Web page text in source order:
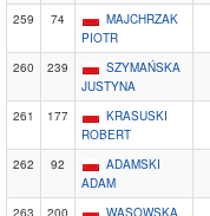
259 74
MAJCHRZAK
PIOTR
260 239
SZYMAŃSKA
JUSTYNA
261 177
KRASUSKI
ROBERT
262 92
ADAMSKI
ADAM
263 200
WĄSOWSKA